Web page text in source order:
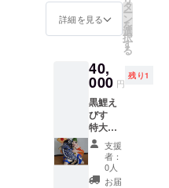
す。）
例 貴
チーズ
ケーキ
いまし
たら、
それを
当店に
送って
下さ
い。貴
詳細を見る
タ
ー
ン
を
選
択
す
る
40,
000 円
残り1
黒鯉え
びす
特大
（信州
なかの
土人
形）
支援
者：
0人
お届